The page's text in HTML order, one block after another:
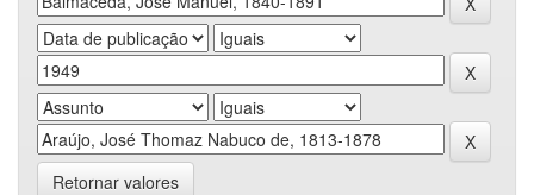
Retornar valores